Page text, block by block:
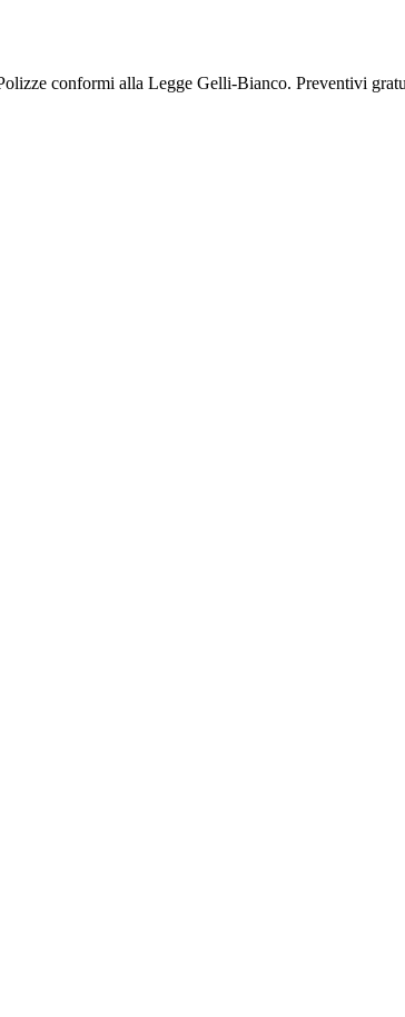
conformi alla Legge Gelli-Bianco. Preventivi